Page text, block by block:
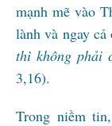
mạnh mẽ vào
lành và ngay
thì không phải
3,16).
Trong niềm